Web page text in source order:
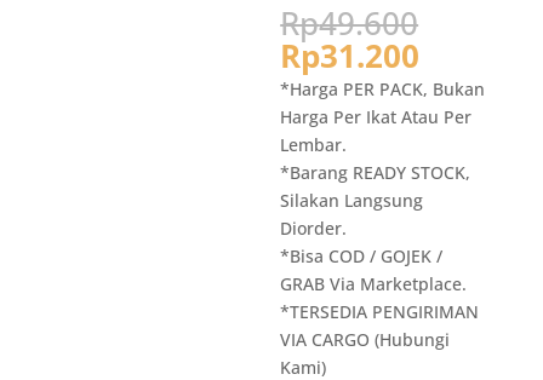
Rp49.600
adalah:
Rp31.200
saat
ini
adalah:
*Harga PER PACK, Bukan
Harga Per Ikat Atau Per
Lembar.
*Barang READY STOCK,
Silakan Langsung
Diorder.
*Bisa COD / GOJEK /
GRAB Via Marketplace.
*TERSEDIA PENGIRIMAN
VIA CARGO (Hubungi
Kami)